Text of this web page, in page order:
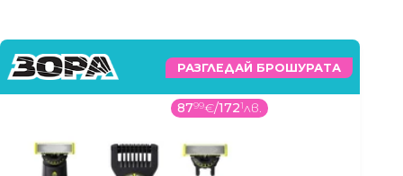
РАЗГЛЕДАЙ БРОШУРАТА
8799€/1721лв.